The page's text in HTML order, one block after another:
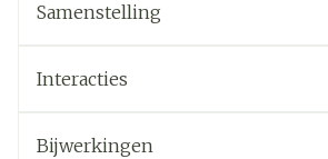
Samenstelling
Interacties
Bijwerkingen